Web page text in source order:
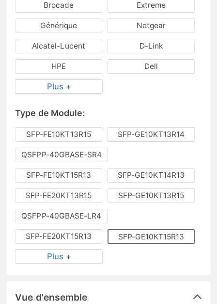
Brocade Extreme
Générique Netgear
Alcatel-Lucent D-Link
HPE Dell
Plus +
Type de Module:
SFP-FE10KT13R15 SFP-GE10KT13R14
QSFPP-40GBASE-SR4
SFP-FE10KT15R13 SFP-GE10KT14R13
SFP-FE20KT13R15 SFP-GE10KT13R15
QSFPP-40GBASE-LR4
SFP-FE20KT15R13 SFP-GE10KT15R13
Plus +
Vue d'ensemble